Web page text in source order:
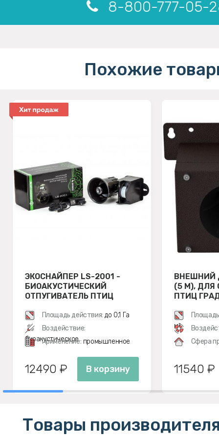
8-800-777-05-
Похожие
ЭКОСНАЙПЕР LS-2001 -
БИОАКУСТИЧЕСКИЙ
ОТПУГИВАТЕЛЬ ПТИЦ
Площадь действия: до 0,1 Га
Воздействие:
биоакустическое
Применение: промышленное
12490 ₽ В корзину
ВНЕШНИЙ
(5 М), ДЛЯ
ПТИЦ ГРАД
м²
Сфера
11540 ₽
Товары